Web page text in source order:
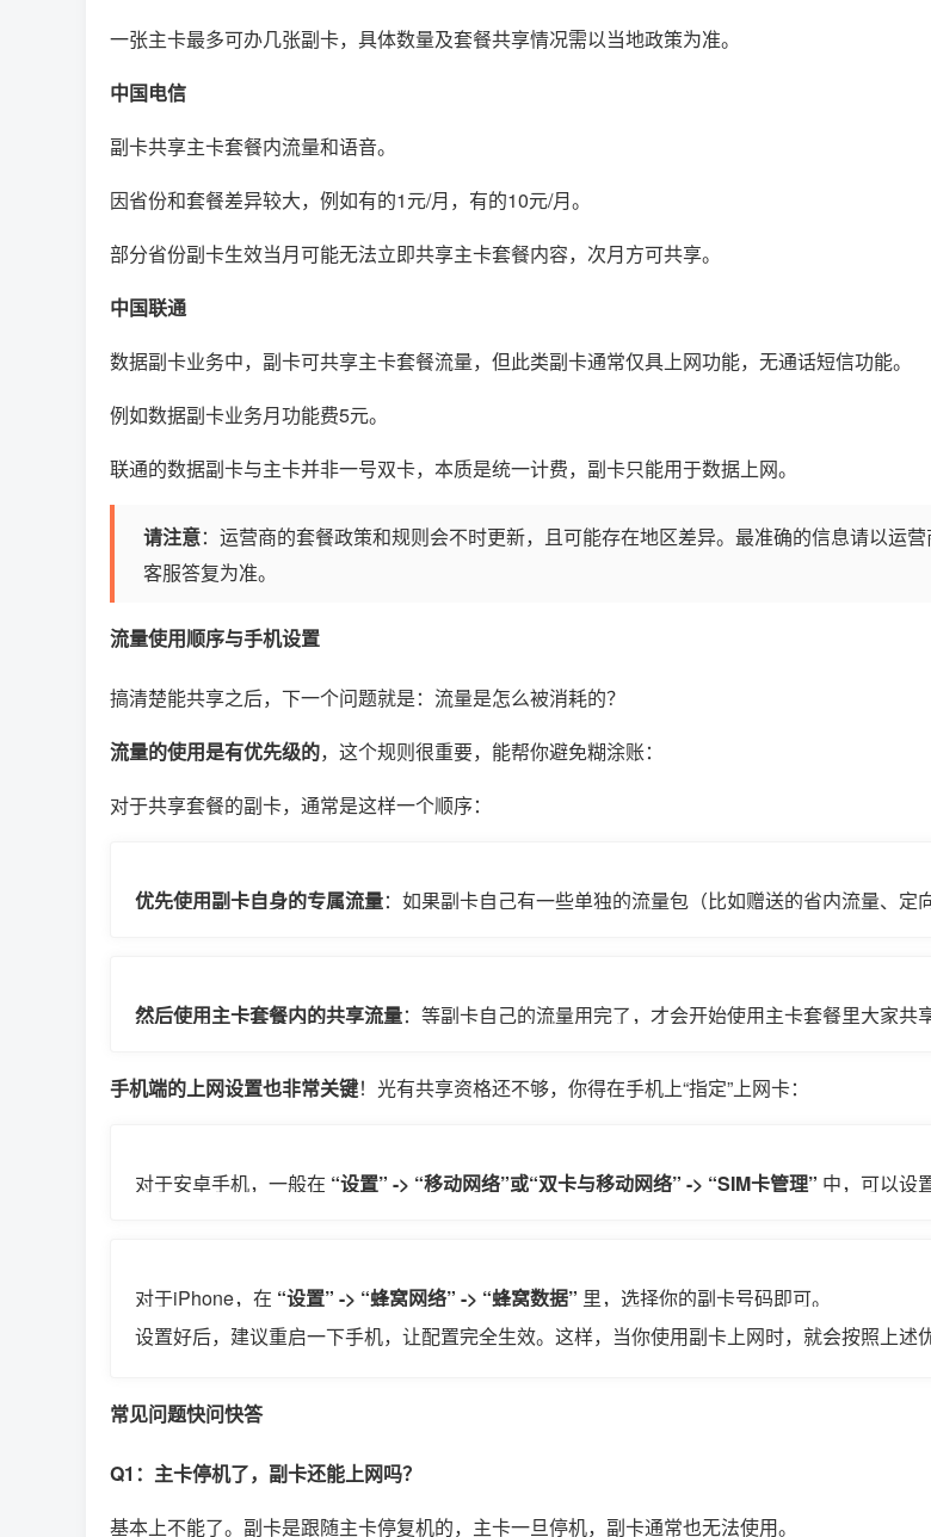
一张主卡最多可办几张副卡，具体数量及套餐共享情况需以当地政策为准。
中国电信
副卡共享主卡套餐内流量和语音。
因省份和套餐差异较大，例如有的1元/月，有的10元/月。
部分省份副卡生效当月可能无法立即共享主卡套餐内容，次月方可共享。
中国联通
数据副卡业务中，副卡可共享主卡套餐流量，但此类副卡通常仅具上网功能，无通话短信功能。
例如数据副卡业务月功能费5元。
联通的数据副卡与主卡并非一号双卡，本质是统一计费，副卡只能用于数据上网。
请注意：运营商的套餐政策和规则会不时更新，且可能存在地区差异。最准确的信息请以运
客服答复为准。
流量使用顺序与手机设置
搞清楚能共享之后，下一个问题就是：流量是怎么被消耗的？
流量的使用是有优先级的，这个规则很重要，能帮你避免糊涂账：
对于共享套餐的副卡，通常是这样一个顺序：
优先使用副卡自身的专属流量：如果副卡自己有一些单独的流量包（比如赠送的省内流量、定
然后使用主卡套餐内的共享流量：等副卡自己的流量用完了，才会开始使用主卡套餐里大家共
手机端的上网设置也非常关键！光有共享资格还不够，你得在手机上“指定”上网卡：
对于安卓手机，一般在 “设置” -> “移动网络”或“双卡与移动网络” -> “SIM卡管理” 中，可以设
对于iPhone，在 “设置” -> “蜂窝网络” -> “蜂窝数据” ​ 里，选择你的副卡号码即可。
设置好后，建议重启一下手机，让配置完全生效。这样，当你使用副卡上网时，就会按照上述
常见问题快问快答
Q1：主卡停机了，副卡还能上网吗？
基本上不能了。副卡是跟随主卡停复机的，主卡一旦停机，副卡通常也无法使用。